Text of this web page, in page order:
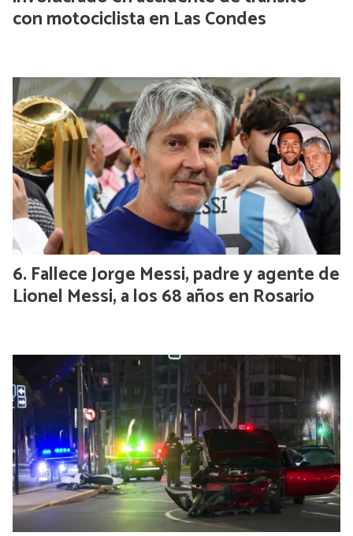
con motociclista en Las Condes
Fallece Jorge Messi, padre y agente de
Lionel Messi, a los 68 años en Rosario